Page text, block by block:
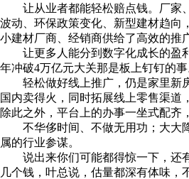
让从业者都能轻松赔点钱。厂家、
波动、环保政策变化、新型建材趋向
小建材厂商、经销商供给了高效的推
让更多人能分到数字化成长的盈利
年冲破4万亿元大关那是板上钉钉的
轻松做好线上推广，仍是家里新房
国内卖得火，同时拓展线上零售渠道
除此之外，平台上的办事一坐式配齐
不华侈时间、不做无用功；大大降
属的行业参谋。
说出来你们可能都得惊一下，还有
几个钱，叶总说，估量都深有体味